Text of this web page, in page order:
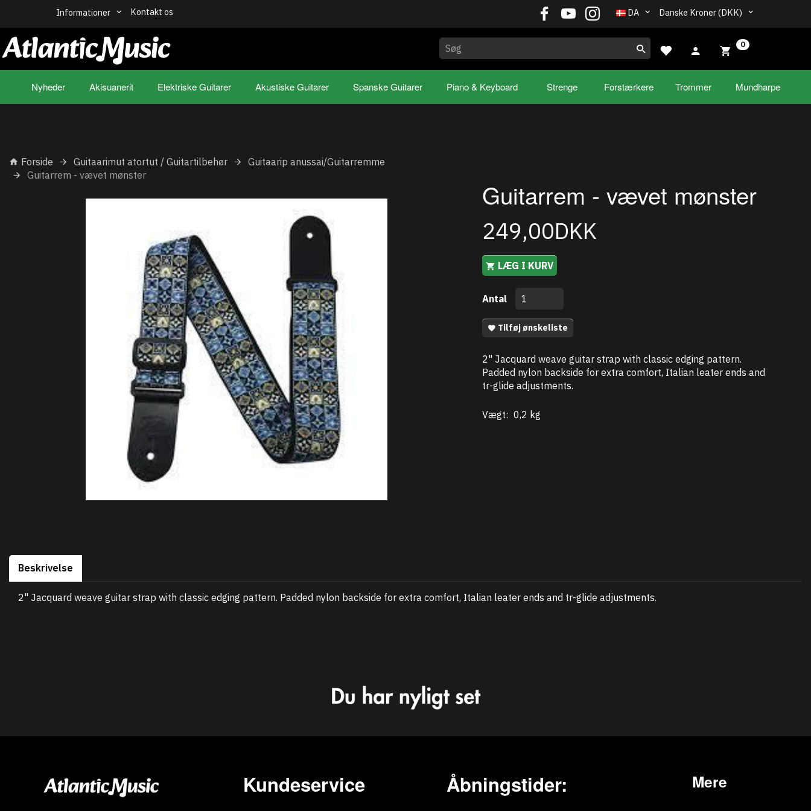
Danske Kroner (DKK)
DA
Informationer Kontakt os
0
Nyheder Akisuanerit Elektriske Guitarer Akustiske Guitarer Spanske Guitarer Piano & Keyboard Strenge Forstærkere Trommer Mundharpe
Forside Guitaarimut atortut / Guitartilbehør
Guitaarip anussai/Guitarremme
Guitarrem - vævet mønster
Guitarrem - vævet mønster
249,00DKK
LÆG I KURV
Antal
Tilføj ønskeliste
2" Jacquard weave guitar strap with classic edging pattern.
Padded nylon backside for extra comfort, Italian leater ends and
tr-glide adjustments.
Vægt: 0,2 kg
Beskrivelse
2" Jacquard weave guitar strap with classic edging pattern. Padded nylon backside for extra comfort, Italian leater ends and tr-glide adjustments.
Kundeservice Åbningstider: Mere